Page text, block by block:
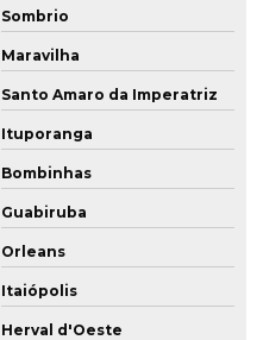
Sombrio
Maravilha
Santo Amaro da Imperatriz
Ituporanga
Bombinhas
Guabiruba
Orleans
Itaiópolis
Herval d'Oeste